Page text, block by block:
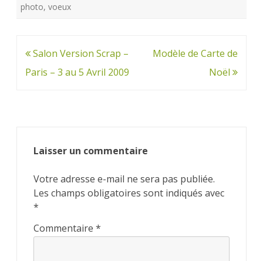
photo, voeux
Navigation
de
Salon Version Scrap –
Paris – 3 au 5 Avril 2009
Modèle de Carte de
Noël
Laisser un commentaire
Votre adresse e-mail ne sera pas publiée.
Les champs obligatoires sont indiqués avec
*
Commentaire *